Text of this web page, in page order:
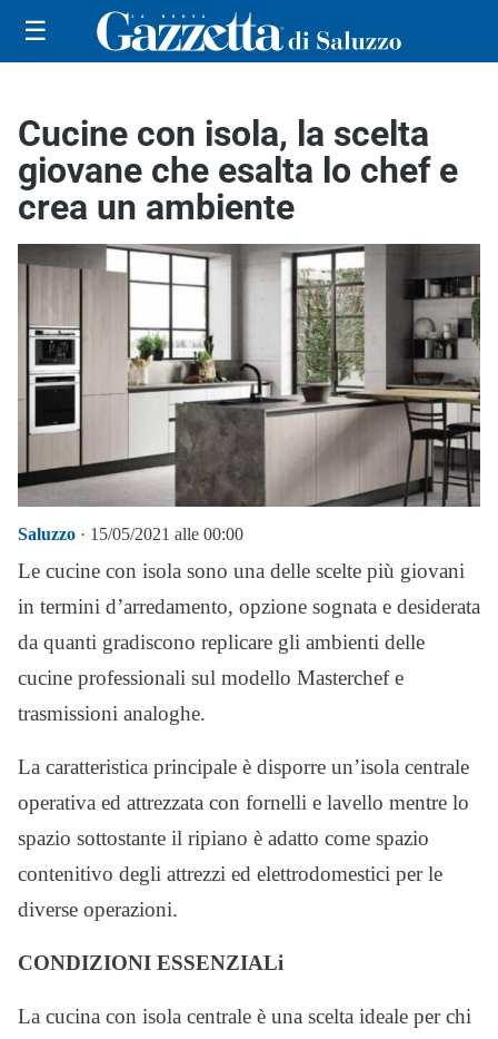
☰
Cucine con isola, la scelta
giovane che esalta lo chef e
crea un ambiente
Saluzzo · 15/05/2021 alle 00:00
Le cucine con isola sono una delle scelte più giovani
in termini d’arredamento, opzione sognata e desiderata
da quanti gradiscono replicare gli ambienti delle
cucine professionali sul modello Masterchef e
trasmissioni analoghe.
La caratteristica principale è disporre un’isola centrale
operativa ed attrezzata con fornelli e lavello mentre lo
spazio sottostante il ripiano è adatto come spazio
contenitivo degli attrezzi ed elettrodomestici per le
diverse operazioni.
CONDIZIONI ESSENZIALi
La cucina con isola centrale è una scelta ideale per chi